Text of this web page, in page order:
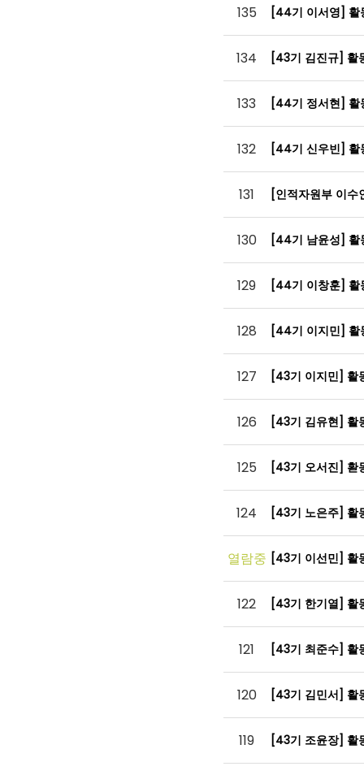
135 [44기 이서영]
134 [43기 김진규] 활
133 [44기 정서현]
132 [44기 신우빈]
131 [인적자원부 이
130 [44기 남윤성]
129 [44기 이창훈]
128 [44기 이지민]
127 [43기 이지민] 활
126 [43기 김유현] 활
125 [43기 오서진] 홛
124 [43기 노은주] 활
열람중 [43기 이선민] 활
122 [43기 한기열] 활
121 [43기 최준수] 활
120 [43기 김민서] 활
119 [43기 조윤장] 활